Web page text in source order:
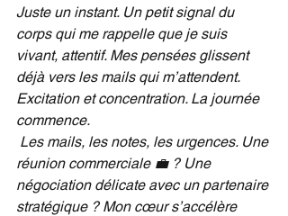
Juste un instant. Un petit signal du
corps qui me rappelle que je suis
vivant, attentif. Mes pensées glissent
déjà vers les mails qui m’attendent.
Excitation et concentration. La journée
commence.
Les mails, les notes, les urgences. Une
réunion commerciale 💼 ? Une
négociation délicate avec un partenaire
stratégique ? Mon cœur s’accélère